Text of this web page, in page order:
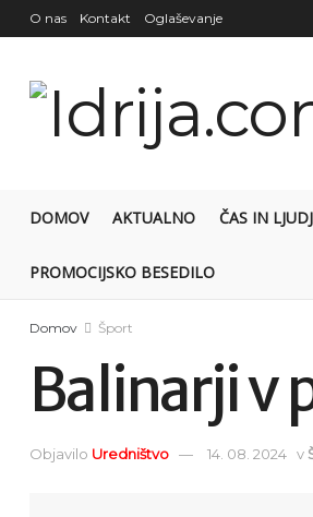
O nas Kontakt Oglaševanje
DOMOV AKTUALNO ČAS IN
PROMOCIJSKO BESEDILO
Domov Šport
Balinarji v
Objavilo Uredništvo 14. 08. 2024 v